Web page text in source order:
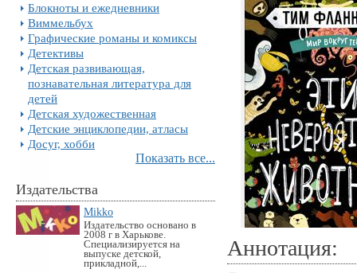
Блокноты и ежедневники
Виммельбух
Графические романы и комиксы
Детективы
Детская развивающая,
познавательная литература для
детей
Детская художественная
Детские энциклопедии, атласы
Досуг, хобби
Показать все...
Издательства
Mikko
Издательство основано в
2008 г в Харькове.
Специализируется на
выпуске детской,
прикладной,...
Аннотация: